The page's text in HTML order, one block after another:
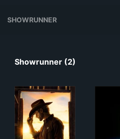
SHOWRUNNER
Showrunner (2)